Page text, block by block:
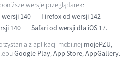
wersje przeglądarek:
140
Firefox od wersji 142
140
Safari od wersji dla iOS 17.
z aplikacji mobilnej mojePZU,
Google Play,App Store,AppGallery.